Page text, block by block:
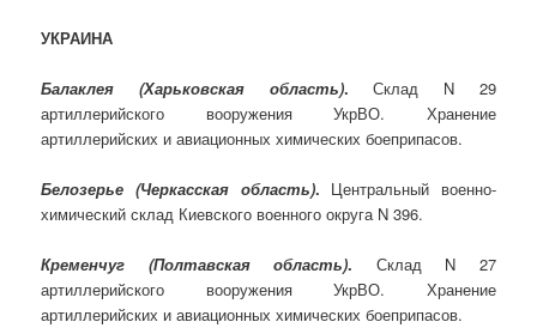
УКРАИНА
Балаклея (Харьковская область). Склад N 29
артиллерийского вооружения УкрВО. Хранение
артиллерийских и авиационных химических боеприпасов.
Белозерье (Черкасская область). Центральный военно-
химический склад Киевского военного округа N 396.
Кременчуг (Полтавская область). Склад N 27
артиллерийского вооружения УкрВО. Хранение
артиллерийских и авиационных химических боеприпасов.